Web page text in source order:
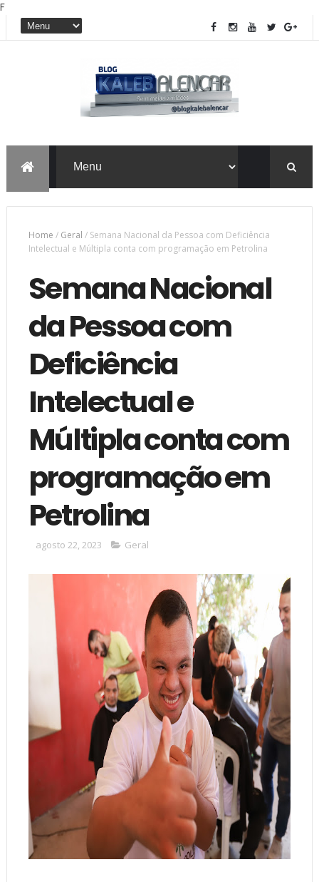
F
Home / Geral / Semana Nacional da Pessoa com Deficiência
Intelectual e Múltipla conta com programação em Petrolina
Semana Nacional
da Pessoa com
Deficiência
Intelectual e
Múltipla conta com
programação em
Petrolina
agosto 22, 2023 Geral